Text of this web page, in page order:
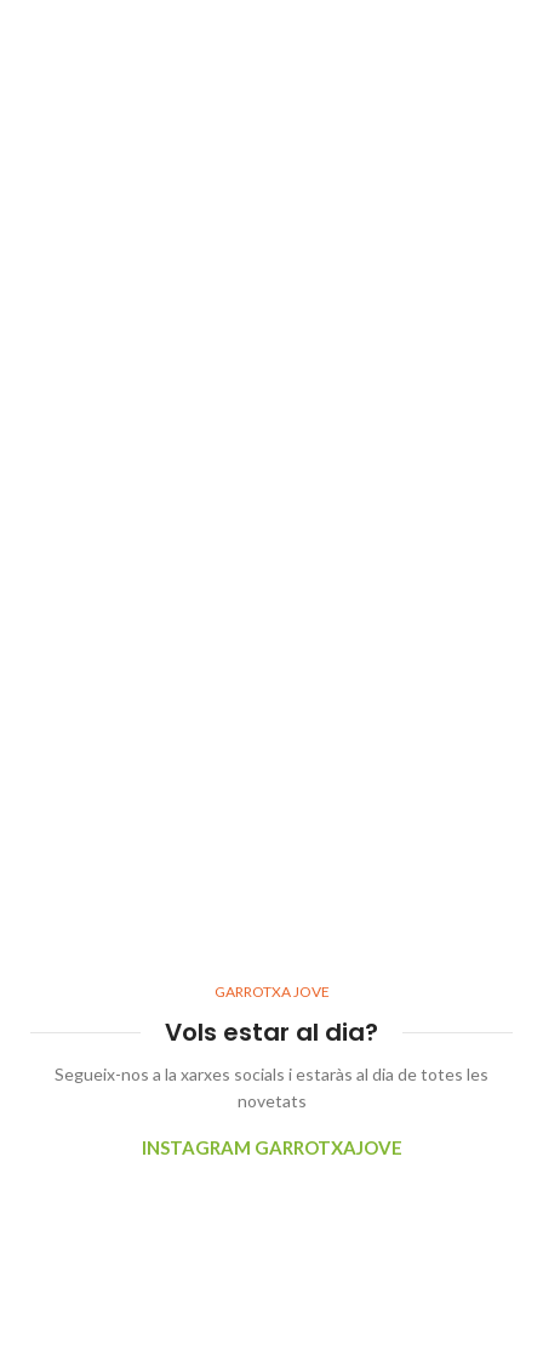
GARROTXA JOVE
Vols estar al dia?
Segueix-nos a la xarxes socials i estaràs al dia de totes les
novetats
INSTAGRAM GARROTXAJOVE